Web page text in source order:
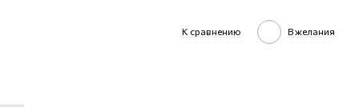
К сравнению В желания